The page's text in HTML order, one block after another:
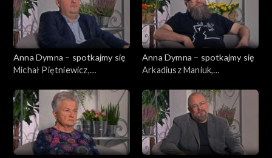
Anna Dymna – spotkajmy się
Michał Piętniewicz,
Anna Dymna – spotkajmy się
Arkadiusz Maniuk,